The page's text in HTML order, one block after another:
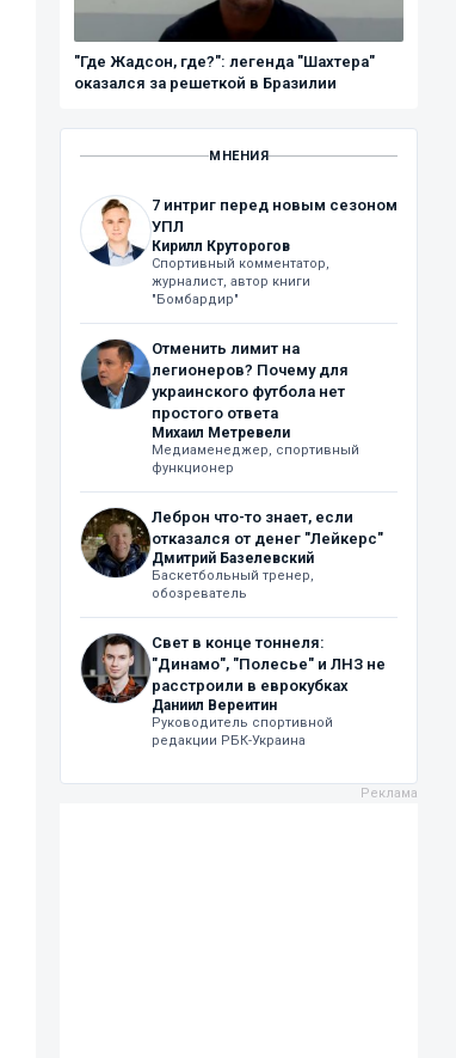
"Где Жадсон, где?": легенда "Шахтера"
оказался за решеткой в Бразилии
МНЕНИЯ
7 интриг перед новым сезоном
УПЛ
Кирилл Круторогов
Спортивный комментатор,
журналист, автор книги
"Бомбардир"
Отменить лимит на
легионеров? Почему для
украинского футбола нет
простого ответа
Михаил Метревели
Медиаменеджер, спортивный
функционер
Леброн что-то знает, если
отказался от денег "Лейкерс"
Дмитрий Базелевский
Баскетбольный тренер,
обозреватель
Свет в конце тоннеля:
"Динамо", "Полесье" и ЛНЗ не
расстроили в еврокубках
Даниил Вереитин
Руководитель спортивной
редакции РБК-Украина